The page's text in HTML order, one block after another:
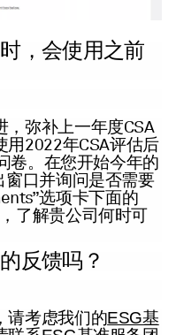
，会使用之前
，弥补上一年度CSA
用2022年CSA评估后
卷。在您开始今年的
口并询问是否需要
选项卡下面的
了解贵公司何时可
反馈吗？
请考虑我们的ESG基